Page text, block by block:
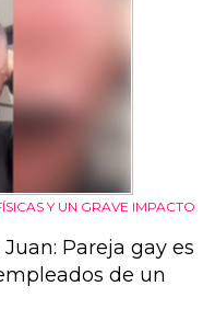
Y UN GRAVE IMPACTO
Pareja gay es
de un